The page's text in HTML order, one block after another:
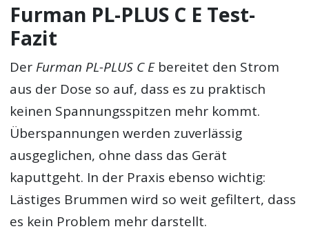
Furman PL-PLUS C E Test-
Fazit
Der Furman PL-PLUS C Ebereitet den Strom
aus der Dose so auf, dass es zu praktisch
keinen Spannungsspitzen mehr kommt.
Überspannungen werden zuverlässig
ausgeglichen, ohne dass das Gerät
kaputtgeht. In der Praxis ebenso wichtig:
Lästiges Brummen wird so weit gefiltert, dass
es kein Problem mehr darstellt.